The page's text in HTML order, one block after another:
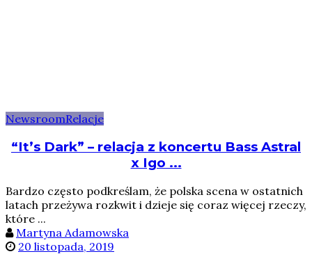
NewsroomRelacje
“It’s Dark” – relacja z koncertu Bass Astral
x Igo ...
Bardzo często podkreślam, że polska scena w ostatnich
latach przeżywa rozkwit i dzieje się coraz więcej rzeczy,
które ...
Martyna Adamowska
20 listopada, 2019